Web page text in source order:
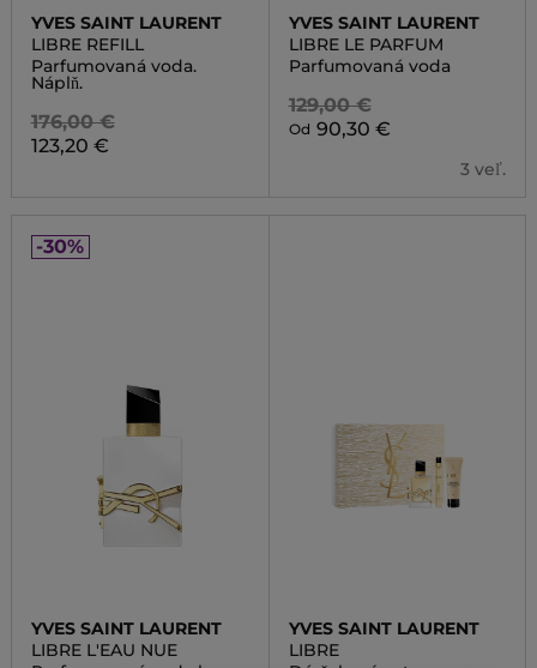
YVES SAINT LAURENT
LIBRE REFILL
Parfumovaná voda.
Náplň.
176,00 €
123,20 €
YVES SAINT LAURENT
LIBRE LE PARFUM
Parfumovaná voda
129,00 €
Od 90,30 €
3 veľ.
-30%
YVES SAINT LAURENT
LIBRE L'EAU NUE
YVES SAINT LAURENT
LIBRE